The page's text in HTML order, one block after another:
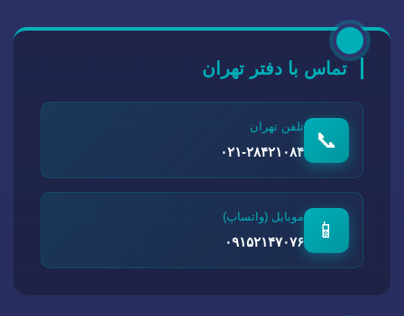
تماس با دفتر تهران
📞
تلفن تهران
۰۲۱-۲۸۴۲۱۰۸۴
📱
موبایل (واتساپ)
۰۹۱۵۲۱۴۷۰۷۶